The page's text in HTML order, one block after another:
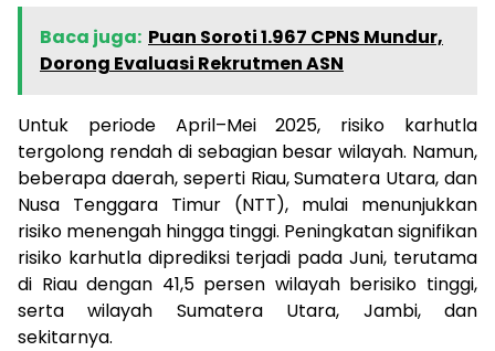
Baca juga: Puan Soroti 1.967 CPNS Mundur,
Dorong Evaluasi Rekrutmen ASN
Untuk periode April–Mei 2025, risiko karhutla
tergolong rendah di sebagian besar wilayah. Namun,
beberapa daerah, seperti Riau, Sumatera Utara, dan
Nusa Tenggara Timur (NTT), mulai menunjukkan
risiko menengah hingga tinggi. Peningkatan signifikan
risiko karhutla diprediksi terjadi pada Juni, terutama
di Riau dengan 41,5 persen wilayah berisiko tinggi,
serta wilayah Sumatera Utara, Jambi, dan
sekitarnya.